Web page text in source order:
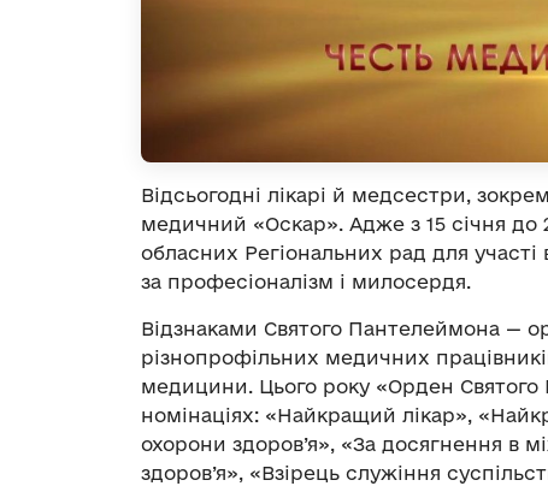
Відсьогодні лікарі й медсестри,
медичний «Оскар». Адже з 15 січня
обласних Регіональних рад для участі
за професіоналізм і милосердя.
Відзнаками Святого Пантелеймона —
різнопрофільних медичних
медицини. Цього року «Орден
номінаціях: «Найкращий лікар»,
охорони здоров’я», «За досягнення в
здоров’я», «Взірець служіння